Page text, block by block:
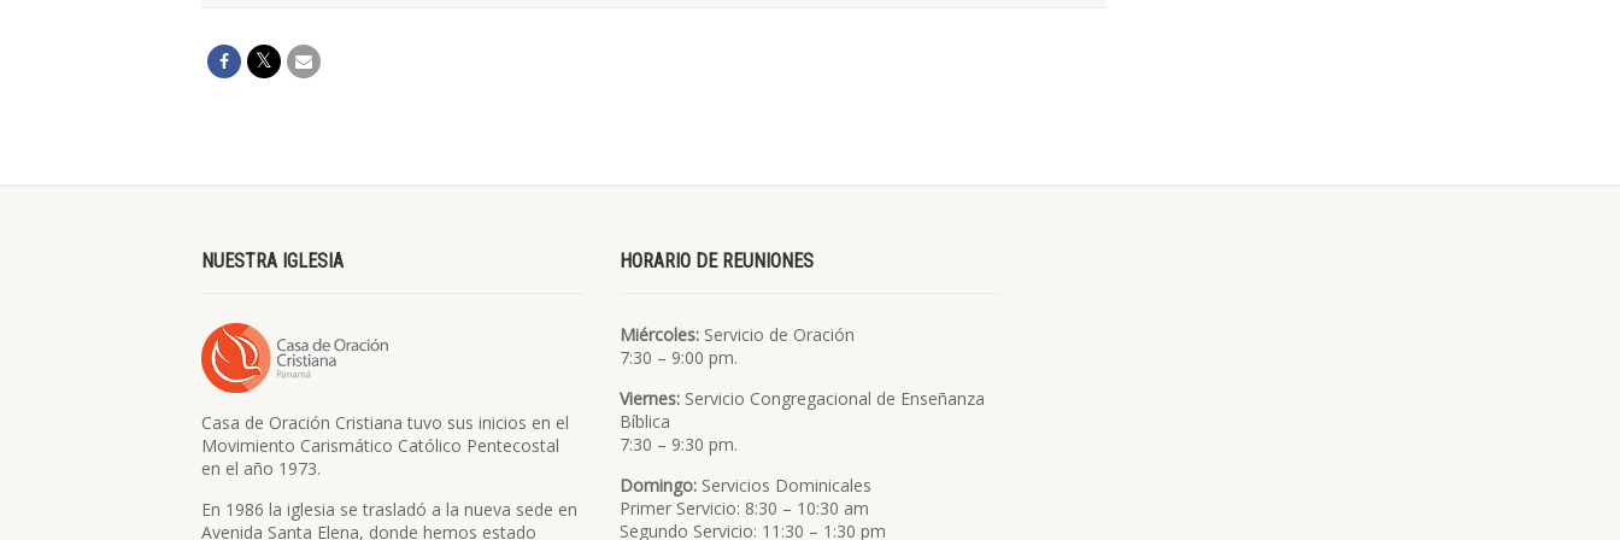
NUESTRA IGLESIA
Casa de Oración Cristiana tuvo sus inicios en el
Movimiento Carismático Católico Pentecostal
en el año 1973.
En 1986 la iglesia se trasladó a la nueva sede en
Avenida Santa Elena, donde hemos estado
HORARIO DE REUNIONES
Miércoles:Servicio de Oración
7:30 – 9:00 pm.
Viernes:Servicio Congregacional de Enseñanza
Bíblica
7:30 – 9:30 pm.
Domingo:Servicios Dominicales
Primer Servicio: 8:30 – 10:30 am
Segundo Servicio: 11:30 – 1:30 pm